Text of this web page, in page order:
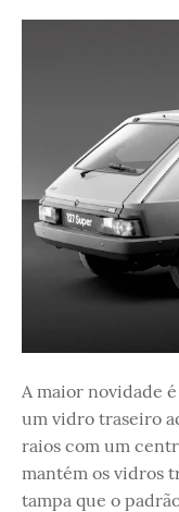
A maior novidade
um vidro traseiro
raios com um
mantém os vidros
tampa que o